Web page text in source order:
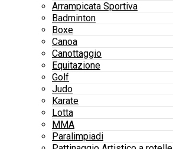
Arrampicata Sportiva
Badminton
Boxe
Canoa
Canottaggio
Equitazione
Golf
Judo
Karate
Lotta
MMA
Paralimpiadi